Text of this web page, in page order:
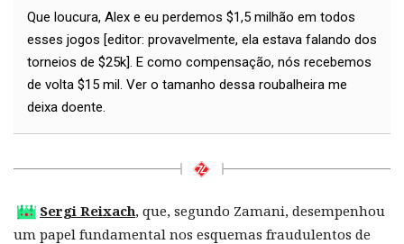
Que loucura, Alex e eu perdemos $1,5 milhão em todos
esses jogos [editor: provavelmente, ela estava falando dos
torneios de $25k]. E como compensação, nós recebemos
de volta $15 mil. Ver o tamanho dessa roubalheira me
deixa doente.
Sergi Reixach, que, segundo Zamani, desempenhou
um papel fundamental nos esquemas fraudulentos de